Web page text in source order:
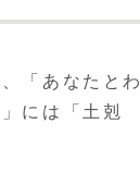
「あなたとわ
には「土剋